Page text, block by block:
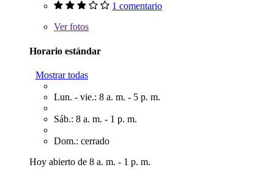
1 comentario
Verfotos
Horario estándar
Mostrar todas
Lun. - vie.: 8 a. m. - 5 p. m.
Sáb.: 8 a. m. - 1 p. m.
Dom.: cerrado
Hoy abierto de 8 a. m. - 1 p. m.